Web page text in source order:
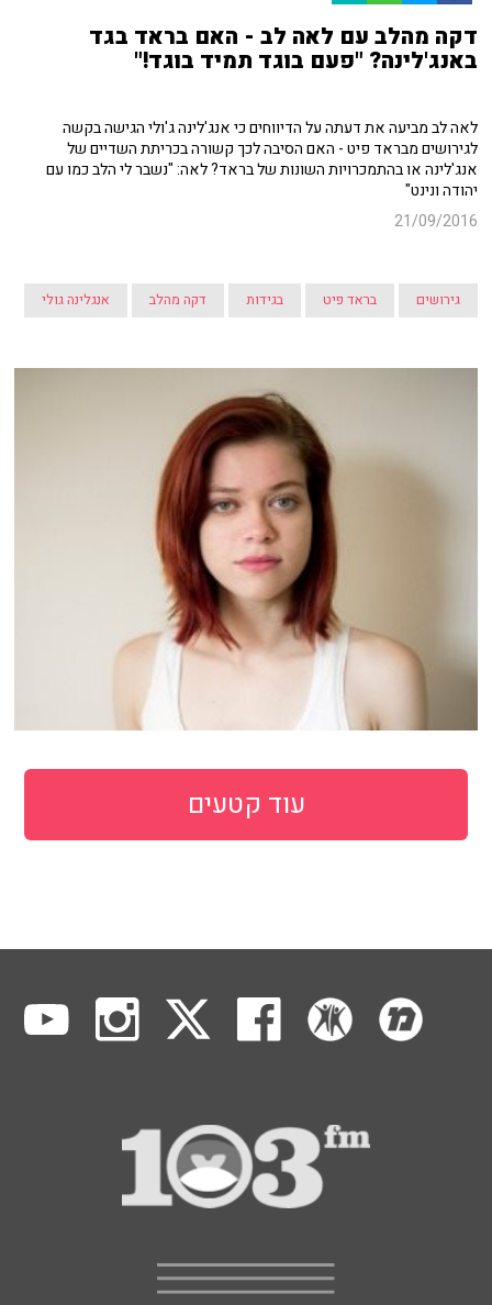
דקה מהלב עם לאה לב - האם בראד בגד
באנג'לינה? "פעם בוגד תמיד בוגד!"
לאה לב מביעה את דעתה על הדיווחים כי אנג'לינה ג'ולי הגישה בקשה
לגירושים מבראד פיט - האם הסיבה לכך קשורה בכריתת השדיים של
אנג'לינה או בהתמכרויות השונות של בראד? לאה: "נשבר לי הלב כמו עם
יהודה ונינט"
21/09/2016
גירושים בראד פיט בגידות דקה מהלב אנגלינה גולי
עוד קטעים